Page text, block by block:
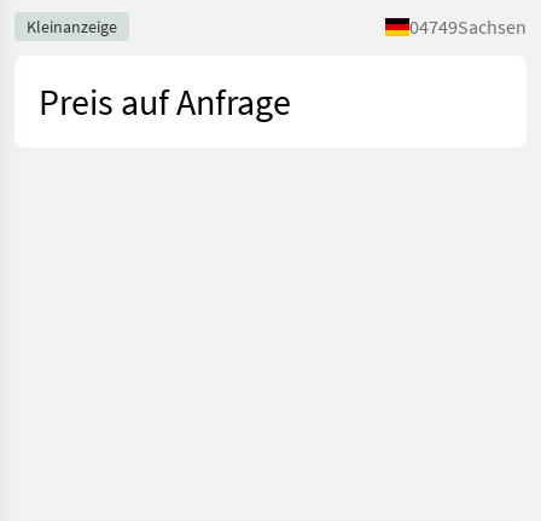
Kleinanzeige 04749Sachsen
Preis auf Anfrage